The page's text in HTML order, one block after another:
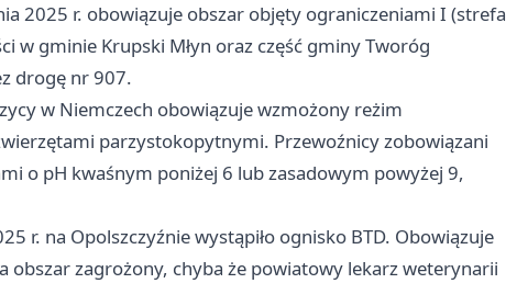
2025 r. obowiązuje obszar objęty ograniczeniami I (strefa
w gminie Krupski Młyn oraz część gminy Tworóg
drogę nr 907.
w Niemczech obowiązuje wzmożony reżim
parzystokopytnymi. Przewoźnicy zobowiązani
o pH kwaśnym poniżej 6 lub zasadowym powyżej 9,
r. na Opolszczyźnie wystąpiło ognisko BTD. Obowiązuje
obszar zagrożony, chyba że powiatowy lekarz weterynarii